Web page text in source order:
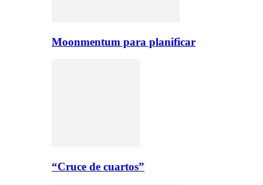
Moonmentum para planificar
“Cruce de cuartos”